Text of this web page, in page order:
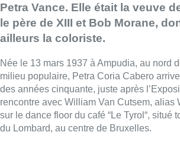
Petra Vance. Elle était la veuve
le père de XIII et Bob Morane,
ailleurs la coloriste.
Née le 13 mars 1937 à Ampudia, au nord
milieu populaire, Petra Coria Cabero
des années cinquante, juste après
rencontre avec William Van Cutsem, alias
sur le dance floor du café “Le Tyrol“, situé
du Lombard, au centre de Bruxelles.